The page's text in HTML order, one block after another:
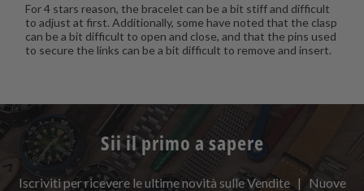
For 4 stars reason, the bracelet can be a bit stiff and difficult
to adjust at first. Additionally, some have noted that the clasp
can be a bit difficult to open and close, and that the pins used
to secure the links can be a bit difficult to remove and insert.
Sii il primo a sapere
Iscriviti per ricevere le ultime novità sulle Vendite | Nuove